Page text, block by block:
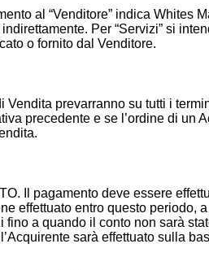
al “Venditore” indica Whites
Per “Servizi” si
o fornito dal Venditore.
Vendita prevarranno su tutti i
precedente e se l’ordine di
Il pagamento deve essere
effettuato entro questo
fino a quando il conto non sarà
sarà effettuato sulla